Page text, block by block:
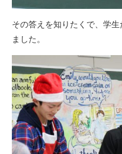
その答えを知りたくで、学
ました。